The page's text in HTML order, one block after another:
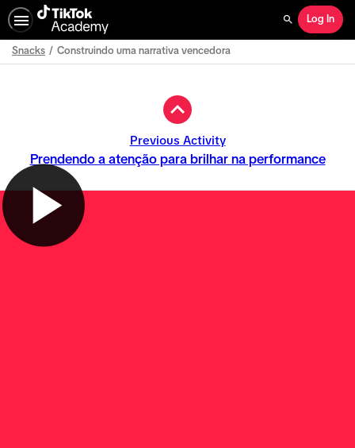
Search
Log In
Snacks Construindo uma narrativa vencedora
Previous Activity
Prendendo a atenção para brilhar na performance